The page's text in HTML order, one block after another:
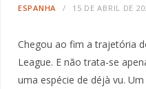
ESPANHA 15 DE ABRIL DE
Chegou ao fim a trajetória
League. E não trata-se
uma espécie de déjà vu.